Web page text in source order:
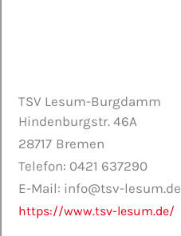
TSV Lesum-Burgdamm
Hindenburgstr. 46A
28717 Bremen
Telefon: 0421 637290
E-Mail: info@tsv-lesum.de
https://www.tsv-lesum.de/